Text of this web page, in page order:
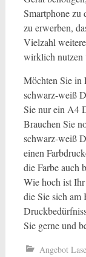
Smartphone zu
zu erwerben,
Vielzahl
wirklich nutzen
Möchten Sie in
schwarz-weiß
Sie nur ein A4
Brauchen Sie
schwarz-weiß
einen
die Farbe auch
Wie hoch ist
die Sie sich am
Sie gerne und
Angebot